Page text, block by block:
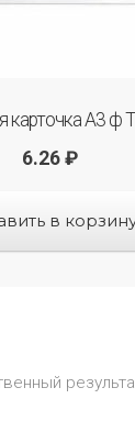
карточка А3 ф
6.26 ₽
в